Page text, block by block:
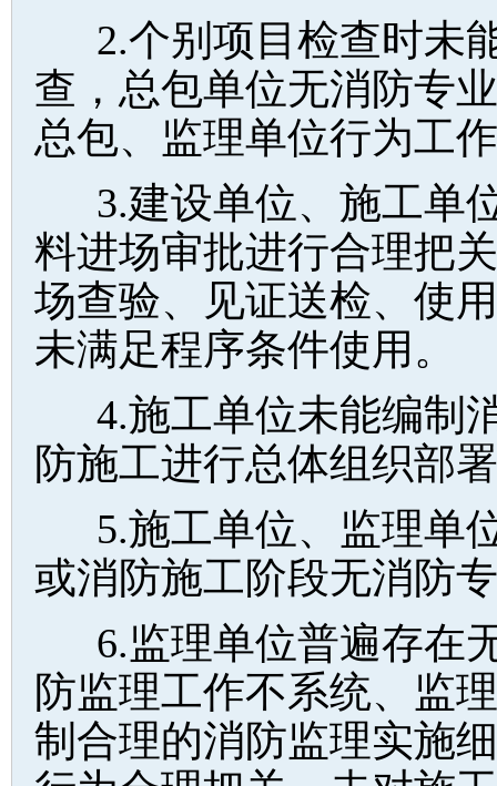
2.个别项目检查时未
查，总包单位无消防专
总包、监理单位行为工
3.建设单位、施工单
料进场审批进行合理把
场查验、见证送检、使
未满足程序条件使用。
4.施工单位未能编制
防施工进行总体组织部
5.施工单位、监理单
或消防施工阶段无消防
6.监理单位普遍存在
防监理工作不系统、监
制合理的消防监理实施